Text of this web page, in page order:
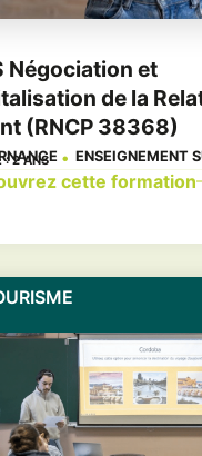
Négociation et
de la
(RNCP 38368)
● ENSEIGNEMENT
: 2 ANS
cette formation